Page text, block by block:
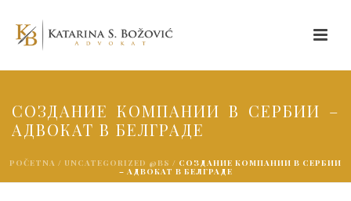
СОЗДАНИЕ КОМПАНИИ В СЕРБИИ –
АДВОКАТ В БЕЛГРАДЕ
POČETNA / UNCATEGORIZED @BS / СОЗДАНИЕ КОМПАНИИ В СЕРБИИ
– АДВОКАТ В БЕЛГРАДЕ